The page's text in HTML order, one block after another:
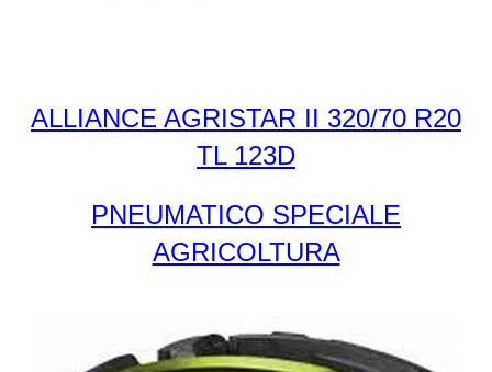
era:
740,00€.
è:
370,00€.
ALLIANCE AGRISTAR II 320/70 R20
TL 123D
PNEUMATICO SPECIALE
AGRICOLTURA